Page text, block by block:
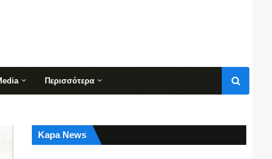
Περισσότερα
Kapa News